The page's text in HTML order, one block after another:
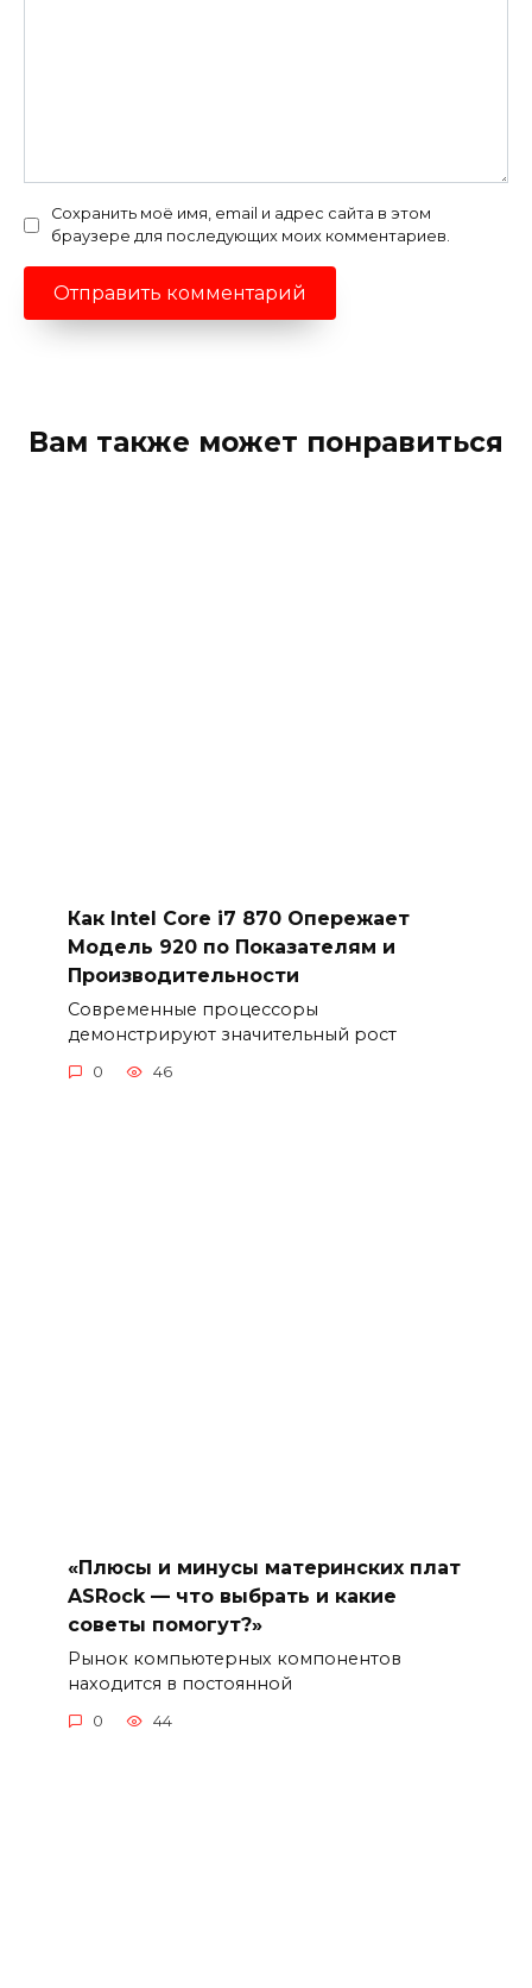
Сохранить моё имя, email и адрес сайта в этом
браузере для последующих моих комментариев.
Вам также может понравиться
Как Intel Core i7 870 Опережает
Модель 920 по Показателям и
Производительности
Современные процессоры
демонстрируют значительный рост
0 46
«Плюсы и минусы материнских плат
ASRock — что выбрать и какие
советы помогут?»
Рынок компьютерных компонентов
находится в постоянной
0 44